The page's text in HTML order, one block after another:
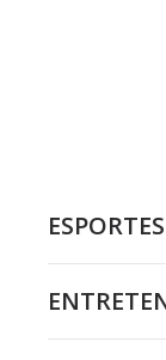
ESPORTES